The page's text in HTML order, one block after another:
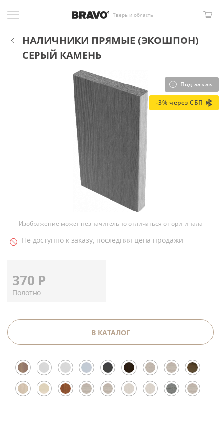
Тверь и область
НАЛИЧНИКИ ПРЯМЫЕ (ЭКОШПОН)
СЕРЫЙ КАМЕНЬ
Под заказ
-3% через СБП
Изображение может незначительно отличаться от оригинала
Не доступно к заказу, последняя цена продажи:
370 Р
Полотно
В КАТАЛОГ